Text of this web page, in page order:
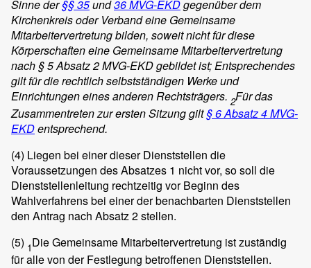
Sinne der§§ 35und36 MVG-EKDgegenüber dem
Kirchenkreis oder Verband eine Gemeinsame
Mitarbeitervertretung bilden, soweit nicht für diese
Körperschaften eine Gemeinsame Mitarbeitervertretung
nach § 5 Absatz 2 MVG-EKD gebildet ist; Entsprechendes
gilt für die rechtlich selbstständigen Werke und
Einrichtungen eines anderen Rechtsträgers. 2Für das
Zusammentreten zur ersten Sitzung gilt§ 6 Absatz 4 MVG-
EKDentsprechend.
(4) Liegen bei einer dieser Dienststellen die
Voraussetzungen des Absatzes 1 nicht vor, so soll die
Dienststellenleitung rechtzeitig vor Beginn des
Wahlverfahrens bei einer der benachbarten Dienststellen
den Antrag nach Absatz 2 stellen.
(5) 1Die Gemeinsame Mitarbeitervertretung ist zuständig
für alle von der Festlegung betroffenen Dienststellen.